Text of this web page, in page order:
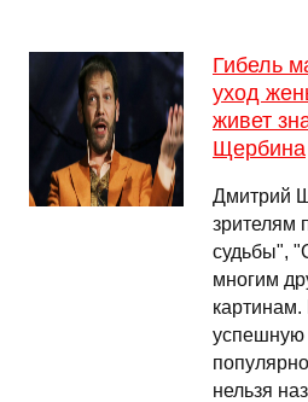
Гибель
уход
живет
Щербина
Дмитрий
зрителям
судьбы",
многим
успешную
нельзя